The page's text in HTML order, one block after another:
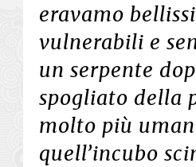
eravamo
vulnerabili e
un serpente
spogliato della
molto più
quell’incubo